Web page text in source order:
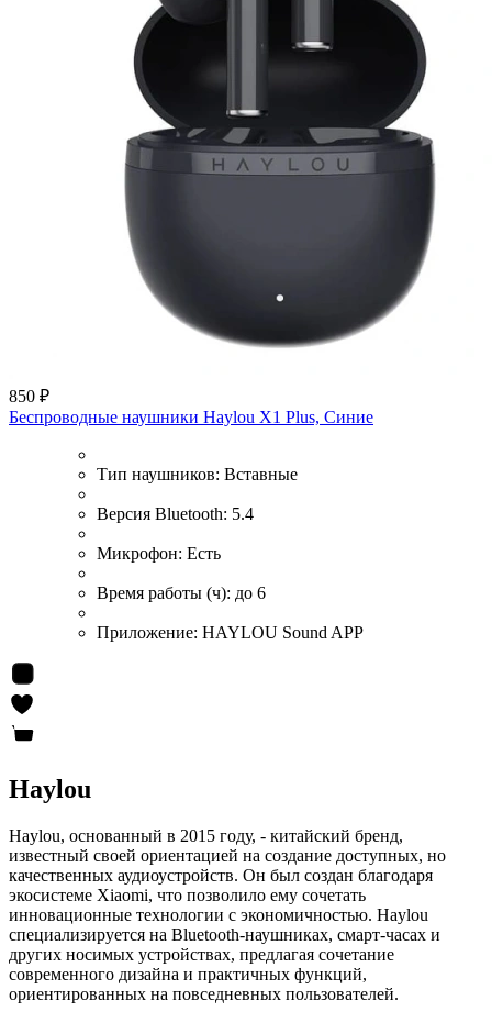
850 ₽
Беспроводные наушники Haylou X1 Plus, Cиние
Тип наушников: Вставные
Версия Bluetooth: 5.4
Микрофон: Есть
Время работы (ч): до 6
Приложение: HAYLOU Sound APP
Haylou
Haylou, основанный в 2015 году, - китайский бренд,
известный своей ориентацией на создание доступных, но
качественных аудиоустройств. Он был создан благодаря
экосистеме Xiaomi, что позволило ему сочетать
инновационные технологии с экономичностью. Haylou
специализируется на Bluetooth-наушниках, смарт-часах и
других носимых устройствах, предлагая сочетание
современного дизайна и практичных функций,
ориентированных на повседневных пользователей.